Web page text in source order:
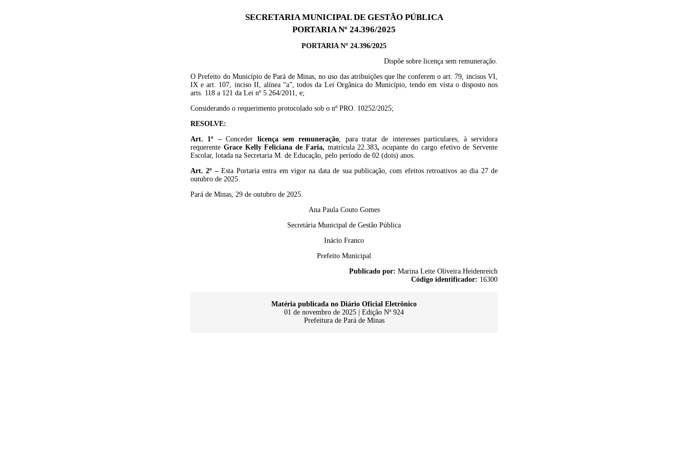
SECRETARIA MUNICIPAL DE GESTÃO PÚBLICA
PORTARIA Nº 24.396/2025
PORTARIA Nº 24.396/2025
Dispõe sobre licença sem remuneração.
O Prefeito do Município de Pará de Minas, no uso das atribuições que lhe conferem o art. 79, incisos VI,
IX e art. 107, inciso II, alínea “a”, todos da Lei Orgânica do Município, tendo em vista o disposto nos
arts. 118 a 121 da Lei nº 5.264/2011, e;
Considerando o requerimento protocolado sob o nº PRO. 10252/2025;
RESOLVE:
Art. 1º –Conceder licença semremuneração, para tratar de interesses particulares, à servidora
requerente Grace Kelly Feliciana de Faria, matrícula 22.383, ocupante do cargo efetivo de Servente
Escolar, lotada na Secretaria M. de Educação, pelo período de 02 (dois) anos.
Art. 2º –Esta Portaria entra em vigor na data de sua publicação, com efeitos retroativos ao dia 27 de
outubro de 2025.
Pará de Minas, 29 de outubro de 2025.
Ana Paula Couto Gomes
Secretária Municipal de Gestão Pública
Inácio Franco
Prefeito Municipal
Publicado por: Marina Leite Oliveira Heidenreich
Código identificador: 16300
Matéria publicada no Diário Oficial Eletrônico
01 de novembro de 2025 | Edição Nº 924
Prefeitura de Pará de Minas